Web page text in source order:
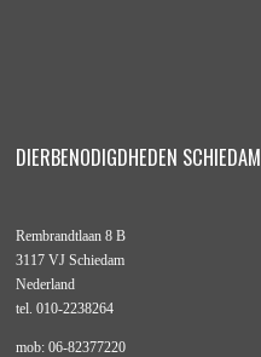
DIERBENODIGDHEDEN SCHIEDAM
Rembrandtlaan 8 B
3117 VJ Schiedam
Nederland
tel. 010-2238264
mob: 06-82377220